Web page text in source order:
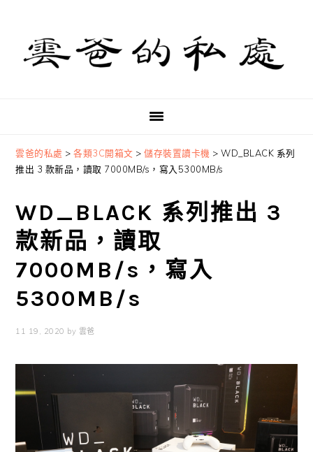
primary
navigation
content
primary
sidebar
雲爸的私處 >各類3C開箱文 >儲存裝置讀卡機 >WD_BLACK 系列
推出 3 款新品，讀取 7000MB/s，寫入5300MB/s
WD_BLACK 系列推出 3
款新品，讀取
7000MB/s，寫入
5300MB/s
11 19, 2020 by 雲爸